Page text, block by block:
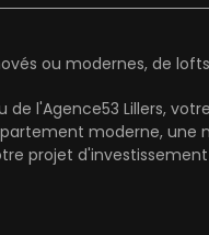
ou modernes, de
l'Agence53 Lillers,
moderne, une
projet